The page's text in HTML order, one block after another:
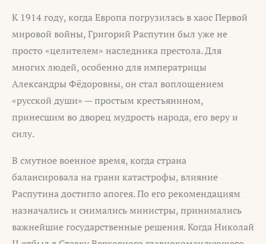
К 1914 году, когда Европа погрузилась в хаос Первой
мировой войны, Григорий Распутин был уже не
просто «целителем» наследника престола. Для
многих людей, особенно для императрицы
Александры Фёдоровны, он стал воплощением
«русской души» — простым крестьянином,
принесшим во дворец мудрость народа, его веру и
силу.
В смутное военное время, когда страна
балансировала на грани катастрофы, влияние
Распутина достигло апогея. По его рекомендациям
назначались и снимались министры, принимались
важнейшие государственные решения. Когда Николай